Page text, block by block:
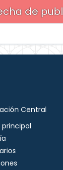
de
Central
principal